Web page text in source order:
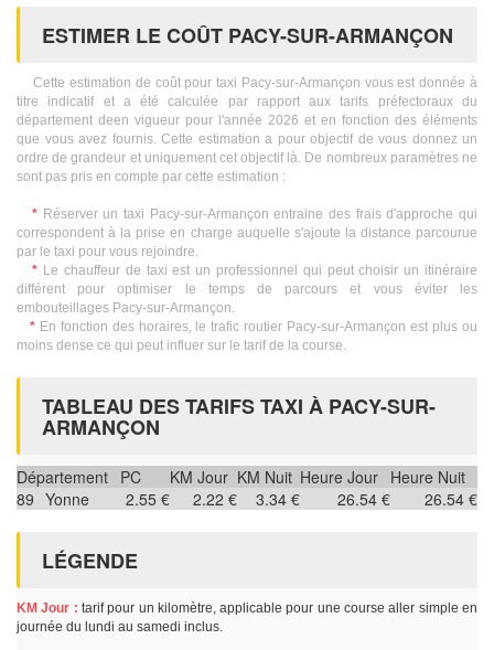
ESTIMER LE COÛT PACY-SUR-ARMANÇON
Cette estimation de coût pour taxi Pacy-sur-Armançon vous est donnée à
titre indicatif et a été calculée par rapport aux tarifs préfectoraux du
département deen vigueur pour l'année 2026 et en fonction des éléments
que vous avez fournis. Cette estimation a pour objectif de vous donnez un
ordre de grandeur et uniquement cet objectif là. De nombreux paramètres ne
sont pas pris en compte par cette estimation :
* Réserver un taxi Pacy-sur-Armançon entraine des frais d'approche qui
correspondent à la prise en charge auquelle s'ajoute la distance parcourue
par le taxi pour vous rejoindre.
* Le chauffeur de taxi est un professionnel qui peut choisir un itinéraire
différent pour optimiser le temps de parcours et vous éviter les
embouteillages Pacy-sur-Armançon.
*En fonction des horaires, le trafic routier Pacy-sur-Armançon est plus ou
moins dense ce qui peut influer sur le tarif de la course.
TABLEAU DES TARIFS TAXI À PACY-SUR-
ARMANÇON
Département PC KM Jour KM Nuit Heure Jour Heure Nuit
89 Yonne 2.55 € 2.22 € 3.34 € 26.54 € 26.54 €
LÉGENDE
KM Jour : tarif pour un kilomètre, applicable pour une course aller simple en
journée du lundi au samedi inclus.